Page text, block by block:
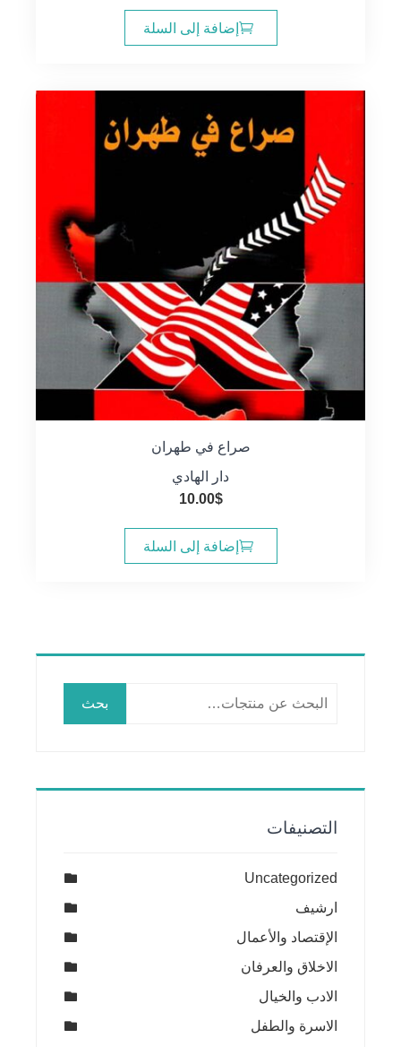
هو:
8.00$.
هو:
6.00$.
إضافة إلى السلة
صراع في طهران
دار الهادي
10.00$
إضافة إلى السلة
بحث
التصنيفات
Uncategorized
ارشيف
الإقتصاد والأعمال
الاخلاق والعرفان
الادب والخيال
الاسرة والطفل